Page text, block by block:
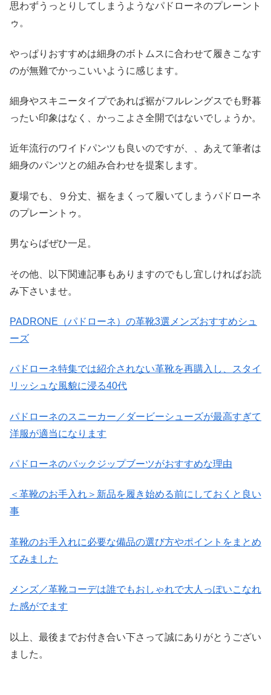
思わずうっとりしてしまうようなパドローネのプレーント
ゥ。
やっぱりおすすめは細身のボトムスに合わせて履きこなす
のが無難でかっこいいように感じます。
細身やスキニータイプであれば裾がフルレングスでも野暮
ったい印象はなく、かっこよさ全開ではないでしょうか。
近年流行のワイドパンツも良いのですが、、あえて筆者は
細身のパンツとの組み合わせを提案します。
夏場でも、９分丈、裾をまくって履いてしまうパドローネ
のプレーントゥ。
男ならばぜひ一足。
その他、以下関連記事もありますのでもし宜しければお読
み下さいませ。
PADRONE（パドローネ）の革靴3選メンズおすすめシュ
ーズ
パドローネ特集では紹介されない革靴を再購入し、スタイ
リッシュな風貌に浸る40代
パドローネのスニーカー／ダービーシューズが最高すぎて
洋服が適当になります
パドローネのバックジップブーツがおすすめな理由
＜革靴のお手入れ＞新品を履き始める前にしておくと良い
事
革靴のお手入れに必要な備品の選び方やポイントをまとめ
てみました
メンズ／革靴コーデは誰でもおしゃれで大人っぽいこなれ
た感がでます
以上、最後までお付き合い下さって誠にありがとうござい
ました。